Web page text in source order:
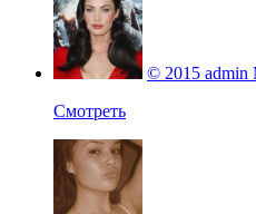
© 2015 admin
Смотреть